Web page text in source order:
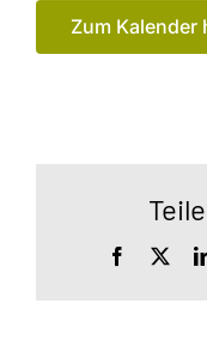
Zum Kalender
Facebook